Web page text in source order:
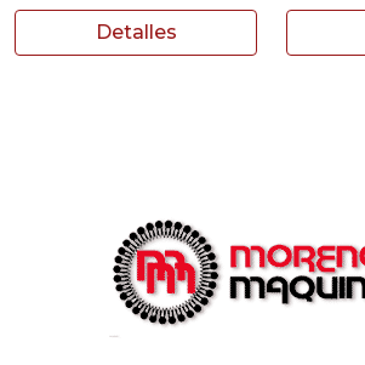
Detalles